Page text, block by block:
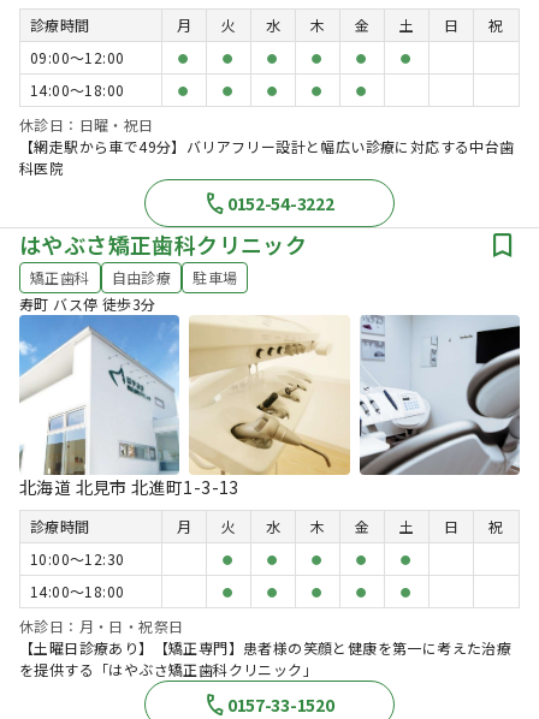
診療時間 月 火 水 木 金 土 日
祝
09:00〜12:00
● ● ● ● ● ●
14:00〜18:00 ● ● ● ● ●
休診日：日曜・祝日
【網走駅から車で49分】バリアフリー設計と幅広い診療に対応する中台歯
科医院
0152-54-3222
はやぶさ矯正歯科クリニック
矯正歯科 自由診療
駐車場
寿町 バス停 徒歩3分
北海道 北見市 北進町1-3-13
診療時間 月 火 水 木 金 土 日
祝
10:00〜12:30
● ● ● ● ●
14:00〜18:00 ● ● ● ● ●
休診日：月・日・祝祭日
【土曜日診療あり】【矯正専門】患者様の笑顔と健康を第一に考えた治療
を提供する「はやぶさ矯正歯科クリニック」
0157-33-1520